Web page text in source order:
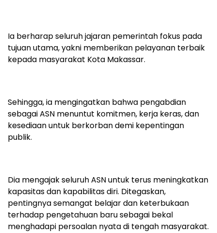
Ia berharap seluruh jajaran pemerintah fokus pada
tujuan utama, yakni memberikan pelayanan terbaik
kepada masyarakat Kota Makassar.
Sehingga, ia mengingatkan bahwa pengabdian
sebagai ASN menuntut komitmen, kerja keras, dan
kesediaan untuk berkorban demi kepentingan
publik.
Dia mengajak seluruh ASN untuk terus meningkatkan
kapasitas dan kapabilitas diri. Ditegaskan,
pentingnya semangat belajar dan keterbukaan
terhadap pengetahuan baru sebagai bekal
menghadapi persoalan nyata di tengah masyarakat.